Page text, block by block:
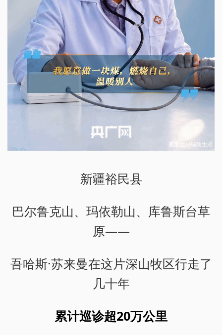
新疆裕民县
巴尔鲁克山、玛依勒山、库鲁斯台草
原——
吾哈斯·苏来曼在这片深山牧区行走了
几十年
累计巡诊超20万公里